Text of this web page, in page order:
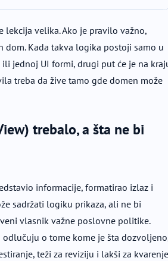
lekcija velika. Ako je pravilo važno,
dom. Kada takva logika postoji samo u
jednoj UI formi, drugi put će je na
treba da žive tamo gde domen može
trebalo, a šta ne bi
informacije, formatirao izlaz i
sadržati logiku prikaza, ali ne bi
vlasnik važne poslovne politike.
o tome kome je šta
teži za reviziju i lakši za